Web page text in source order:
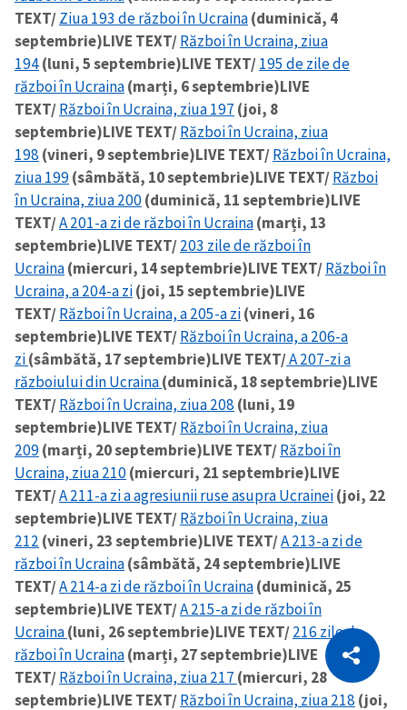
Copiază Link
TEXT/Ziua 193 de război în Ucraina(duminică, 4
septembrie)LIVE TEXT/Război în Ucraina, ziua
194(luni, 5 septembrie)LIVE TEXT/195 de zile de
război în Ucraina(marți, 6 septembrie)LIVE
TEXT/Război în Ucraina, ziua 197 (joi, 8
septembrie)LIVE TEXT/Război în Ucraina, ziua
198 (vineri, 9 septembrie)LIVE TEXT/Război în Ucraina,
ziua 199(sâmbătă, 10 septembrie)LIVE TEXT/Război
în Ucraina, ziua 200(duminică, 11 septembrie)LIVE
TEXT/A 201-a zi de război în Ucraina(marți, 13
septembrie)LIVE TEXT/203 zile de război în
Ucraina(miercuri, 14 septembrie)LIVE TEXT/Război în
Ucraina, a 204-a zi(joi, 15 septembrie)LIVE
TEXT/Război în Ucraina, a 205-a zi(vineri, 16
septembrie)LIVE TEXT/Război în Ucraina, a 206-a
zi(sâmbătă, 17 septembrie)LIVE TEXT/A 207-zi a
războiului din Ucraina(duminică, 18 septembrie)LIVE
TEXT/Război în Ucraina, ziua 208 (luni, 19
septembrie)LIVE TEXT/Război în Ucraina, ziua
209(marți, 20 septembrie)LIVE TEXT/Război în
Ucraina, ziua 210(miercuri, 21 septembrie)LIVE
TEXT/A 211-a zi a agresiunii ruse asupra Ucrainei(joi, 22
septembrie)LIVE TEXT/Război în Ucraina, ziua
212 (vineri, 23 septembrie)LIVE TEXT/A 213-a zi de
război în Ucraina(sâmbătă, 24 septembrie)LIVE
TEXT/A 214-a zi de război în Ucraina(duminică, 25
septembrie)LIVE TEXT/A 215-a zi de război în
Ucraina(luni, 26 septembrie)LIVE TEXT/216 zile de
război în Ucraina(marți, 27 septembrie)LIVE
TEXT/Război în Ucraina, ziua 217 (miercuri, 28
septembrie)LIVE TEXT/Război în Ucraina, ziua 218 (joi,
Citește articolul
CITEȘTE